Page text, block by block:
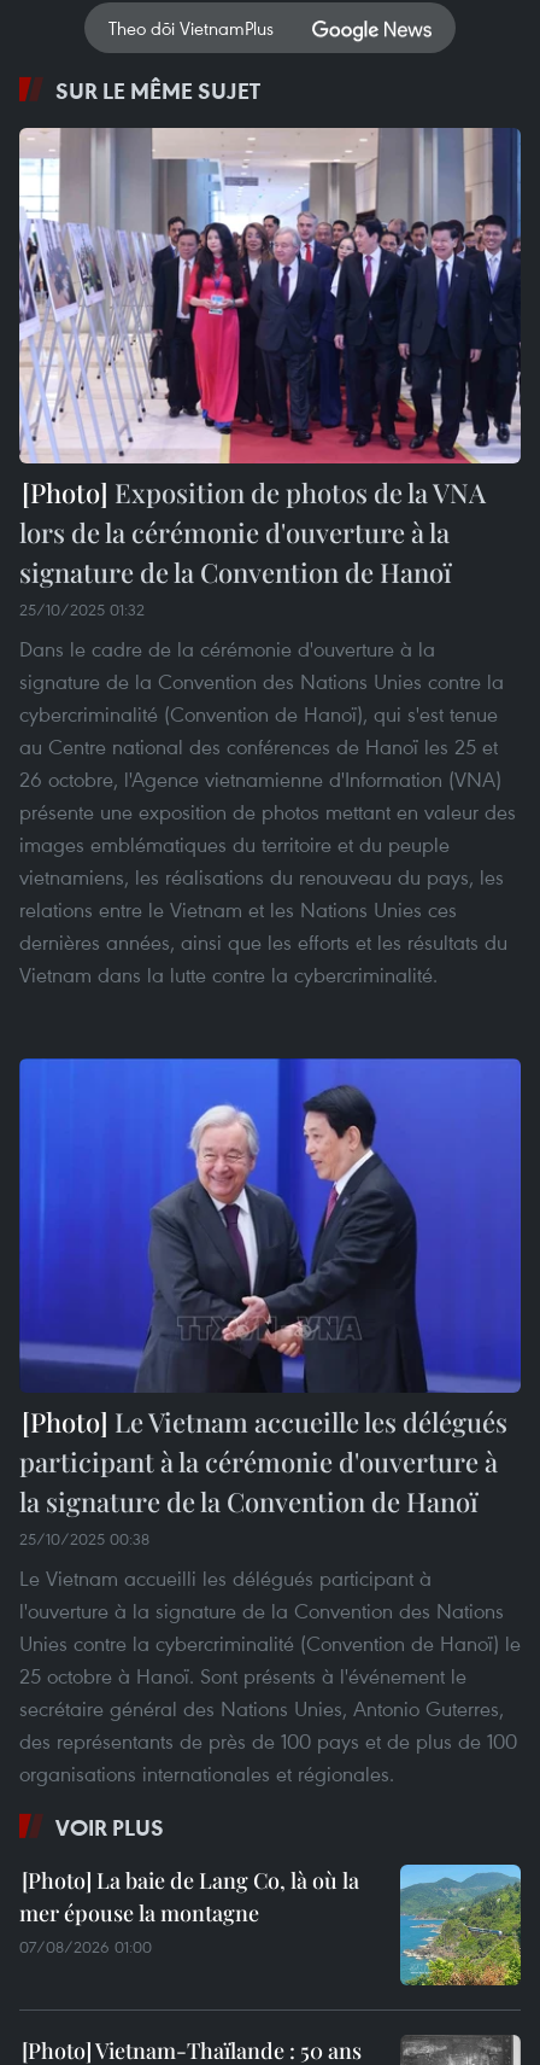
Theo dõi VietnamPlus
SUR LE MÊME SUJET
Exposition de photos de la VNA
lors de la cérémonie d'ouverture à la
signature de la Convention de Hanoï
25/10/2025 01:32
Dans le cadre de la cérémonie d'ouverture à la
signature de la Convention des Nations Unies contre la
cybercriminalité (Convention de Hanoï), qui s'est tenue
au Centre national des conférences de Hanoï les 25 et
26 octobre, l'Agence vietnamienne d'Information (VNA)
présente une exposition de photos mettant en valeur des
images emblématiques du territoire et du peuple
vietnamiens, les réalisations du renouveau du pays, les
relations entre le Vietnam et les Nations Unies ces
dernières années, ainsi que les efforts et les résultats du
Vietnam dans la lutte contre la cybercriminalité.
Le Vietnam accueille les délégués
participant à la cérémonie d'ouverture à
la signature de la Convention de Hanoï
25/10/2025 00:38
Le Vietnam accueilli les délégués participant à
l'ouverture à la signature de la Convention des Nations
Unies contre la cybercriminalité (Convention de Hanoï) le
25 octobre à Hanoï. Sont présents à l'événement le
secrétaire général des Nations Unies, Antonio Guterres,
des représentants de près de 100 pays et de plus de 100
organisations internationales et régionales.
VOIR PLUS
La baie de Lang Co, là où la
mer épouse la montagne
07/08/2026 01:00
Vietnam-Thaïlande : 50 ans